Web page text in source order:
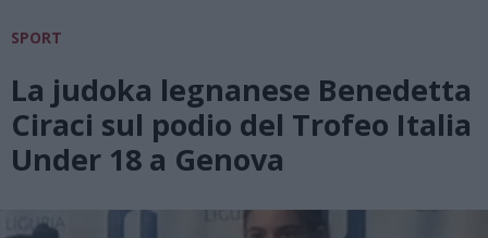
SPORT
La judoka legnanese Benedetta
Ciraci sul podio del Trofeo Italia
Under 18 a Genova